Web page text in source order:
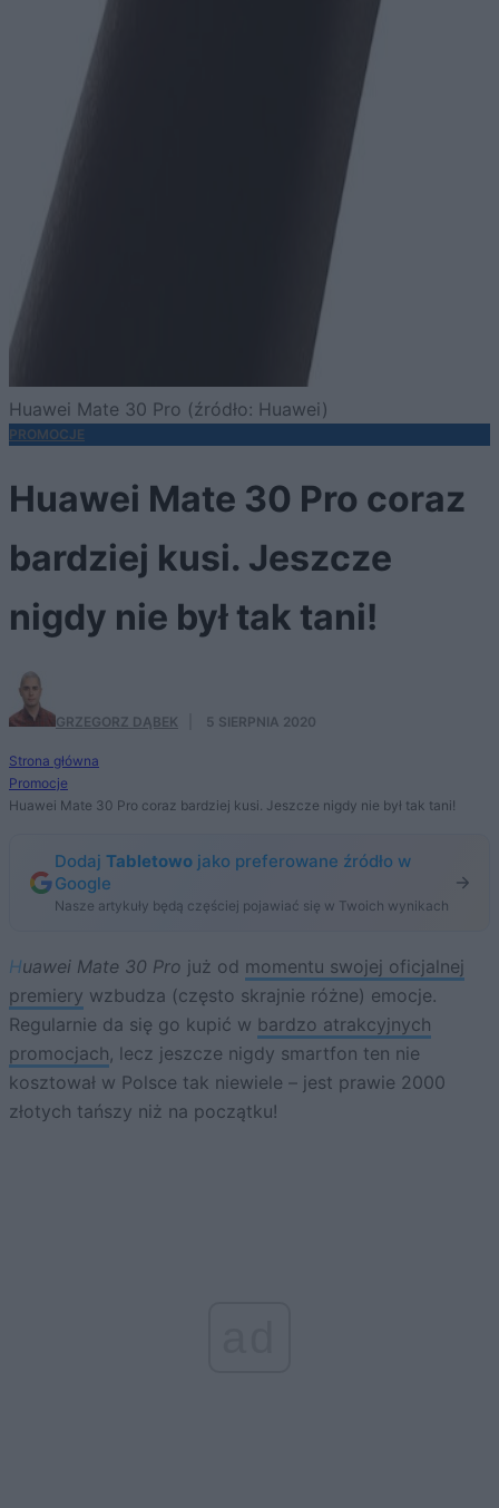
Huawei Mate 30 Pro (źródło: Huawei)
PROMOCJE
Huawei Mate 30 Pro coraz
bardziej kusi. Jeszcze
nigdy nie był tak tani!
GRZEGORZ DĄBEK 5 SIERPNIA 2020
Strona główna
Promocje
Huawei Mate 30 Pro coraz bardziej kusi. Jeszcze nigdy nie był tak tani!
Dodaj Tabletowo jako preferowane źródło w
Google
Nasze artykuły będą częściej pojawiać się w Twoich wynikach
Huawei Mate 30 Pro już od momentu swojej oficjalnej
premiery wzbudza (często skrajnie różne) emocje.
Regularnie da się go kupić w bardzo atrakcyjnych
promocjach, lecz jeszcze nigdy smartfon ten nie
kosztował w Polsce tak niewiele – jest prawie 2000
złotych tańszy niż na początku!